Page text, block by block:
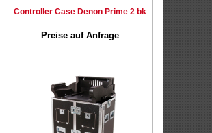
Controller Case Denon Prime 2 bk
Preise auf Anfrage